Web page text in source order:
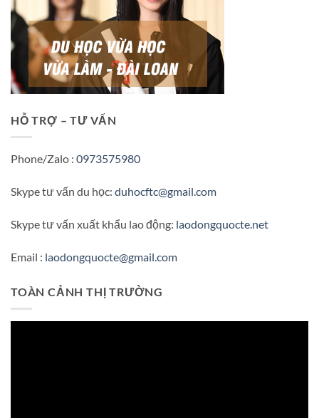
HỖ TRỢ – TƯ VẤN
Phone/Zalo : 0973575980
Skype tư vấn du học: duhocftc@gmail.com
Skype tư vấn xuất khẩu lao động: laodongquocte.net
Email : laodongquocte@gmail.com
TOÀN CẢNH THỊ TRƯỜNG